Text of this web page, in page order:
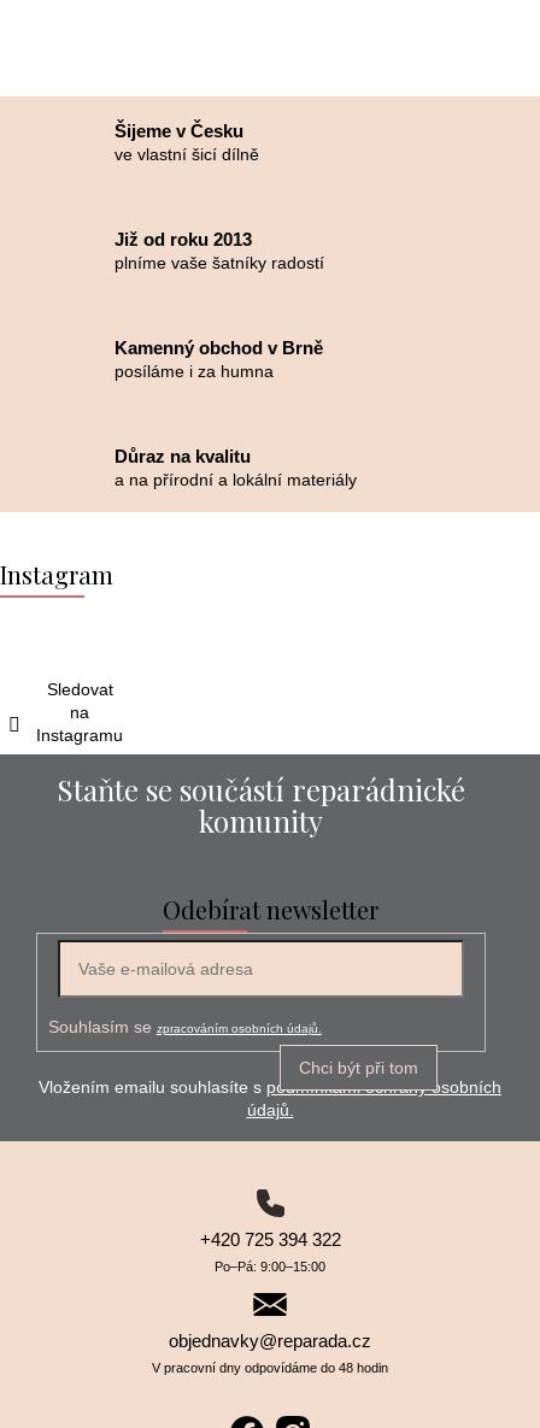
Šijeme v Česku
ve vlastní šicí dílně
Již od roku 2013
plníme vaše šatníky radostí
Kamenný obchod v Brně
posíláme i za humna
Důraz na kvalitu
a na přírodní a lokální materiály
á
p
Instagram
Sledovat
na
Instagramu
Staňte se součástí reparádnické
komunity
Odebírat newsletter
Souhlasím se zpracováním osobních údajů.
Chci být při tom
Vložením emailu souhlasíte s podmínkami ochrany osobních
údajů.
+420 725 394 322
Po–⁠⁠⁠⁠⁠⁠Pá: 9:00–⁠⁠⁠⁠⁠⁠15:00
objednavky@reparada.cz
V pracovní dny odpovídáme do 48 hodin